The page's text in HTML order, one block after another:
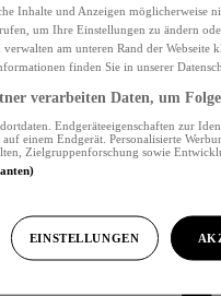
Inhalte und Anzeigen möglicherweise
um Ihre Einstellungen zu ändern
am unteren Rand der Webseite
finden Sie in unserer
verarbeiten Daten, um
Endgeräteeigenschaften zur
einem Endgerät. Personalisierte
Zielgruppenforschung sowie
EINSTELLUNGEN